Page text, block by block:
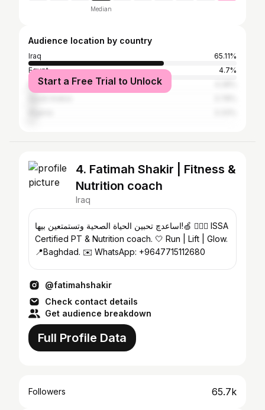
Median
Audience location by country
Iraq
65.11%
Egypt
4.7%
Morocco
Start a Free Trial to Unlock
4. Fatimah Shakir | Fitness &
Nutrition coach
Iraq
اساعدچ تحبين الحياة الصحية وتستمتعين بيها!🍏 🏋🏽‍♀️ ISSA
Certified PT & Nutrition coach. 🤍 Run | Lift | Glow.
📍Baghdad. ✉️ WhatsApp: +9647715112680
@fatimahshakir
Check contact details
Get audience breakdown
Full Profile Data
Followers 65.7k